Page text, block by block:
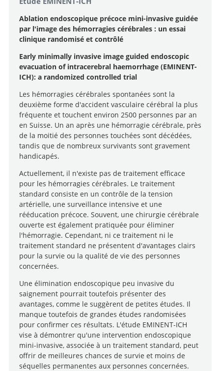
Ablation endoscopique précoce mini-invasive guidée
par l'image des hémorragies cérébrales : un essai
clinique randomisé et contrôlé
Early minimally invasive image guided endoscopic
evacuation of intracerebral haemorrhage (EMINENT-
ICH): a randomized controlled trial
Les hémorragies cérébrales spontanées sont la
deuxième forme d'accident vasculaire cérébral la plus
fréquente et touchent environ 2500 personnes par an
en Suisse. Un an après une hémorragie cérébrale, près
de la moitié des personnes touchées sont décédées,
tandis que de nombreux survivants sont gravement
handicapés.
Actuellement, il n'existe pas de traitement efficace
pour les hémorragies cérébrales. Le traitement
standard consiste en un contrôle de la tension
artérielle, une surveillance intensive et une
rééducation précoce. Souvent, une chirurgie cérébrale
ouverte est également pratiquée pour éliminer
l'hémorragie. Cependant, ni ce traitement ni le
traitement standard ne présentent d'avantages clairs
pour la survie ou la qualité de vie des personnes
concernées.
Une élimination endoscopique peu invasive du
saignement pourrait toutefois présenter des
avantages, comme le suggèrent de petites études. Il
manque toutefois de grandes études randomisées
pour confirmer ces résultats. L'étude EMINENT-ICH
vise à démontrer qu'une intervention endoscopique
mini-invasive, associée à un traitement standard, peut
offrir de meilleures chances de survie et moins de
séquelles permanentes aux personnes concernées.